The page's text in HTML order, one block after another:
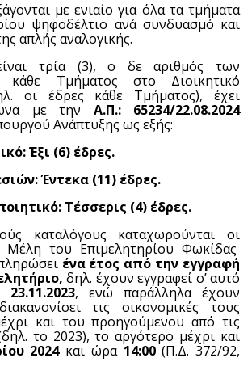
με ενιαίο για όλα τα τμήματα
ψηφοδέλτιο ανά συνδυασμό και
απλής αναλογικής.
τρία (3), ο δε αριθμός των
κάθε Τμήματος στο Διοικητικό
οι έδρες κάθε Τμήματος), έχει
με την Α.Π.: 65234/22.08.2024
Ανάπτυξης ως εξής:
Έξι (6) έδρες.
Έντεκα (11) έδρες.
Τέσσερις (4) έδρες.
καταλόγους καταχωρούνται οι
Μέλη του Επιμελητηρίου Φωκίδας
ένα έτος από την εγγραφή
δηλ. έχουν εγγραφεί σ’ αυτό
23.11.2023, ενώ παράλληλα έχουν
τις οικονομικές τους
και του προηγούμενου από τις
το 2023), το αργότερο μέχρι και
2024 και ώρα14:00(Π.Δ. 372/92,